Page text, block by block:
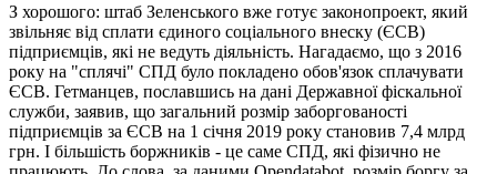
З хорошого: штаб Зеленського вже готує законопроект, який
звільняє від сплати єдиного соціального внеску (ЄСВ)
підприємців, які не ведуть діяльність. Нагадаємо, що з 2016
року на "сплячі" СПД було покладено обов'язок сплачувати
ЄСВ. Гетманцев, пославшись на дані Державної фіскальної
служби, заявив, що загальний розмір заборгованості
підприємців за ЄСВ на 1 січня 2019 року становив 7,4 млрд
грн. І більшість боржників - це саме СПД, які фізично не